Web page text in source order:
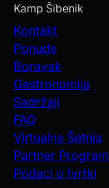
Kamp Šibenik
Kontakt
Ponude
Boravak
Gastronomija
Sadržaji
FAQ
Virtualna Šetnja
Partner Program
Podaci o tvrtki